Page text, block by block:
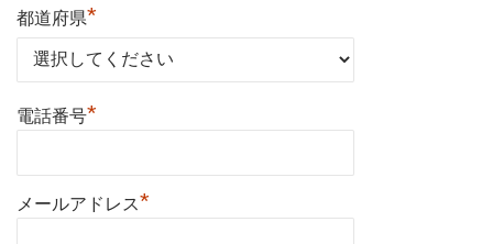
都道府県*
電話番号*
メールアドレス*